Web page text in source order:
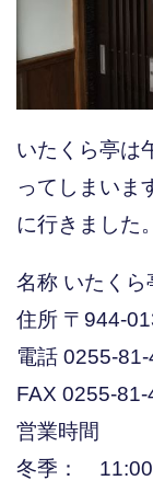
いたくら亭は
ってしまいま
に行きました。
名称 いたくら
住所 〒944-
電話 0255-
FAX 0255-81-
営業時間
冬季：